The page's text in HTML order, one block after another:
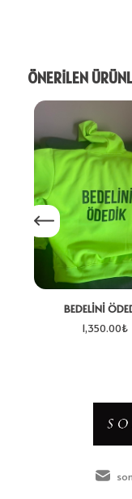
ÖNERİLEN
BEDELİNİ
1,350.00₺